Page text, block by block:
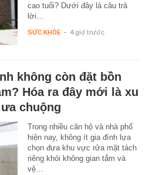
cao tuổi? Dưới đây là câu trả
lời…
SỨC KHỎE - 4 giờ trước
không còn đặt bồn
Hóa ra đây mới là xu
chuộng
Trong nhiều căn hộ và nhà phố
hiện nay, không ít gia đình lựa
chọn đưa khu vực rửa mặt tách
riêng khỏi không gian tắm và
vệ…